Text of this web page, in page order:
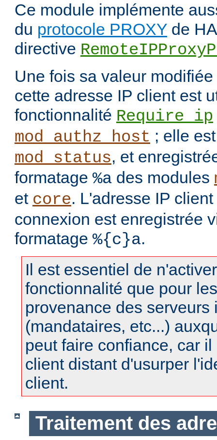
Ce module implémente
du protocole PROXY de
directive
Une fois sa valeur
cette adresse IP client est
fonctionnalité Require ip
mod_authz_host ; elle
mod_status, et
formatage %a des modules
et core. L'adresse IP
connexion est enregistrée
formatage %{c}a.
Il est essentiel de
fonctionnalité que pour
provenance des serveurs
(mandataires, etc...)
peut faire confiance, car
client distant d'usurper
client.
Traitement des